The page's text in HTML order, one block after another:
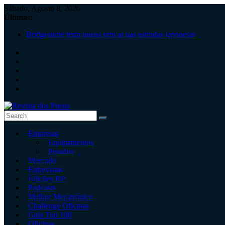
Skip
to
Sábado, Agosto 8, 2026
Últimas:
Bridgestone testa pneus sem ar nas estradas japonesas
Revista
dos
independente
serviços
Empresas
Equipamentos
Pesados
Mercado
Entrevistas
Edições RP
Podcasts
Melhor Mecatrónico
Challenge Oficinas
Gala Top 100